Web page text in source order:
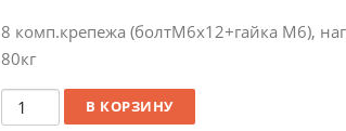
8 комп.крепежа (болтМ6х12+гайка М6),
80кг
КоличествоВ КОРЗИНУ